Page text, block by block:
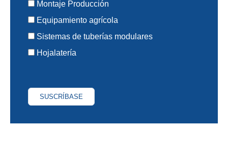
Montaje Producción
Equipamiento agrícola
Sistemas de tuberías modulares
Hojalatería
SUSCRÍBASE